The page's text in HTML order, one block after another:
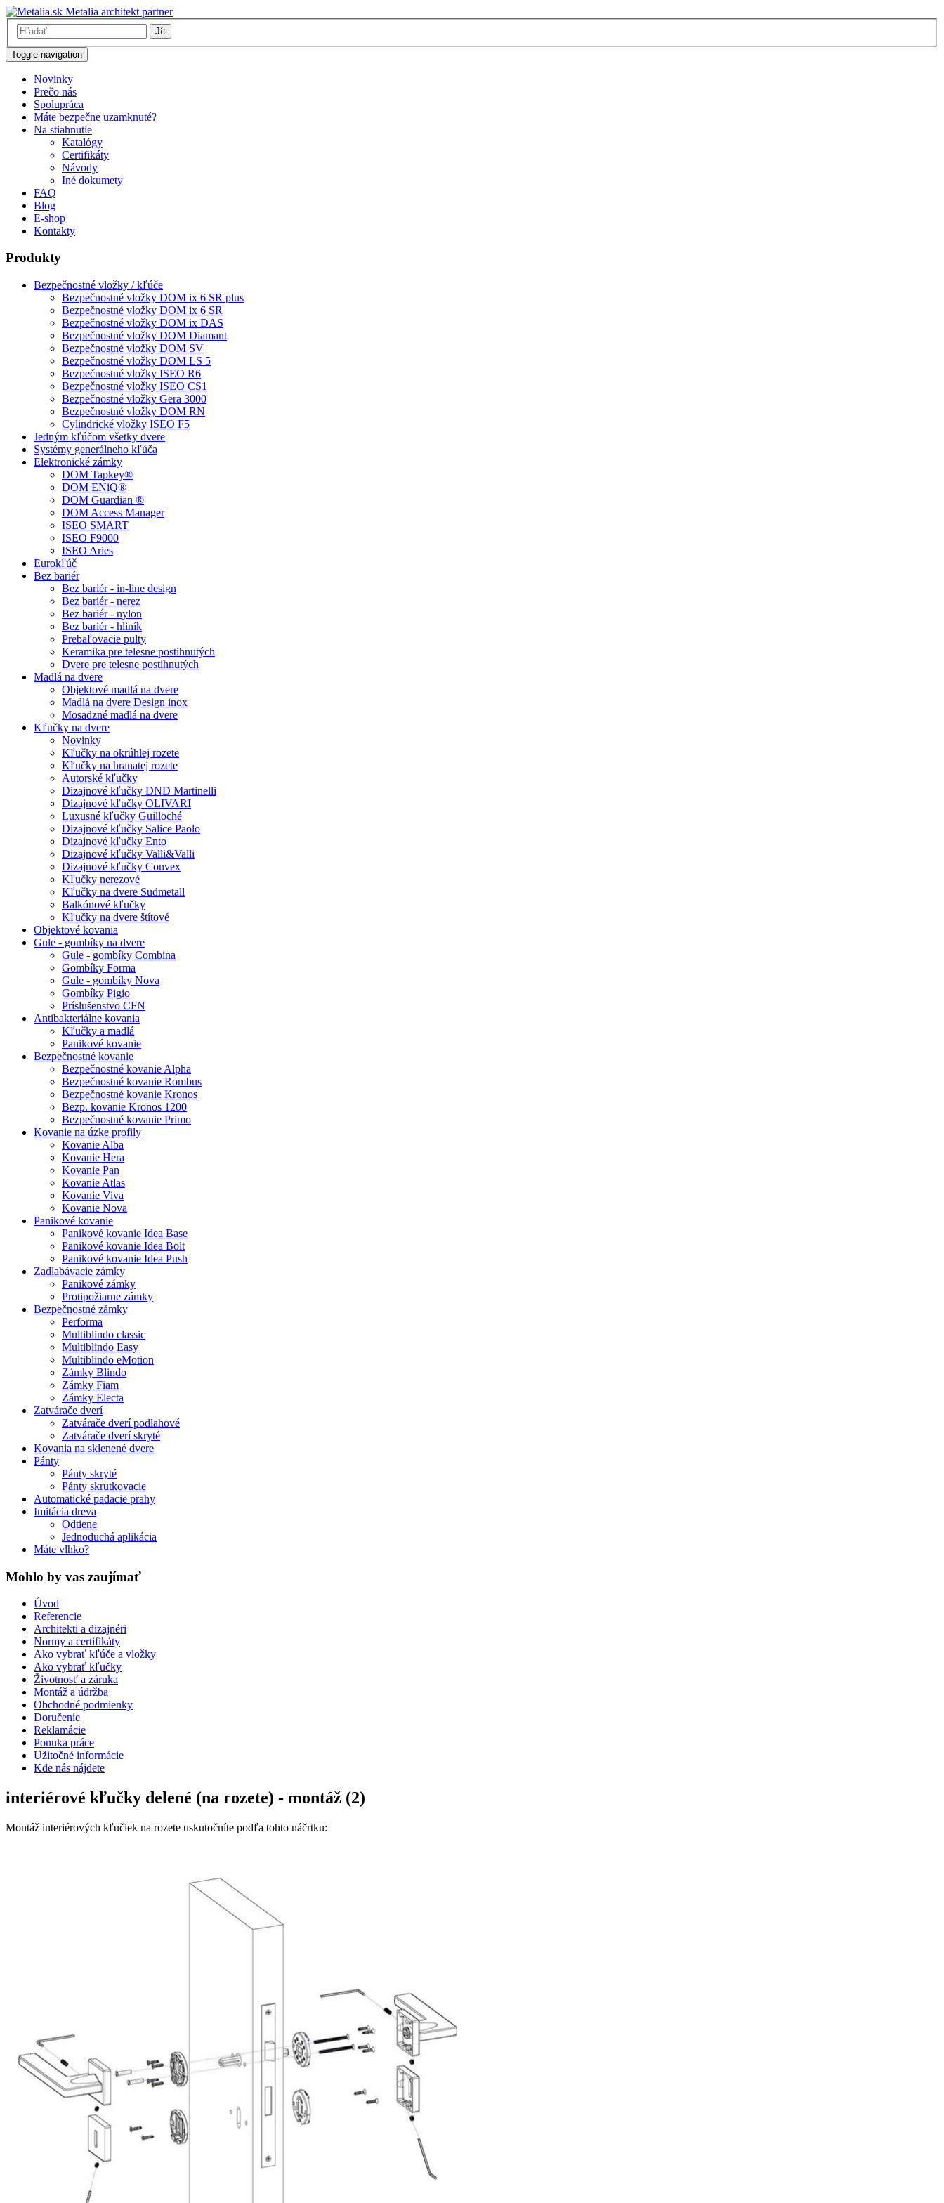
Metalia architekt partner
Jít
Toggle navigation
Novinky
Prečo nás
Spolupráca
Máte bezpečne uzamknuté?
Na stiahnutie
Katalógy
Certifikáty
Návody
Iné dokumety
FAQ
Blog
E-shop
Kontakty
Produkty
Bezpečnostné vložky / kľúče
Bezpečnostné vložky DOM ix 6 SR plus
Bezpečnostné vložky DOM ix 6 SR
Bezpečnostné vložky DOM ix DAS
Bezpečnostné vložky DOM Diamant
Bezpečnostné vložky DOM SV
Bezpečnostné vložky DOM LS 5
Bezpečnostné vložky ISEO R6
Bezpečnostné vložky ISEO CS1
Bezpečnostné vložky Gera 3000
Bezpečnostné vložky DOM RN
Cylindrické vložky ISEO F5
Jedným kľúčom všetky dvere
Systémy generálneho kľúča
Elektronické zámky
DOM Tapkey®
DOM ENiQ®
DOM Guardian ®
DOM Access Manager
ISEO SMART
ISEO F9000
ISEO Aries
Eurokľúč
Bez bariér
Bez bariér - in-line design
Bez bariér - nerez
Bez bariér - nylon
Bez bariér - hliník
Prebaľovacie pulty
Keramika pre telesne postihnutých
Dvere pre telesne postihnutých
Madlá na dvere
Objektové madlá na dvere
Madlá na dvere Design inox
Mosadzné madlá na dvere
Kľučky na dvere
Novinky
Kľučky na okrúhlej rozete
Kľučky na hranatej rozete
Autorské kľučky
Dizajnové kľučky DND Martinelli
Dizajnové kľučky OLIVARI
Luxusné kľučky Guilloché
Dizajnové kľučky Salice Paolo
Dizajnové kľučky Ento
Dizajnové kľučky Valli&Valli
Dizajnové kľučky Convex
Kľučky nerezové
Kľučky na dvere Sudmetall
Balkónové kľučky
Kľučky na dvere štítové
Objektové kovania
Gule - gombíky na dvere
Gule - gombíky Combina
Gombíky Forma
Gule - gombíky Nova
Gombíky Pigio
Príslušenstvo CFN
Antibakteriálne kovania
Kľučky a madlá
Panikové kovanie
Bezpečnostné kovanie
Bezpečnostné kovanie Alpha
Bezpečnostné kovanie Rombus
Bezpečnostné kovanie Kronos
Bezp. kovanie Kronos 1200
Bezpečnostné kovanie Primo
Kovanie na úzke profily
Kovanie Alba
Kovanie Hera
Kovanie Pan
Kovanie Atlas
Kovanie Viva
Kovanie Nova
Panikové kovanie
Panikové kovanie Idea Base
Panikové kovanie Idea Bolt
Panikové kovanie Idea Push
Zadlabávacie zámky
Panikové zámky
Protipožiarne zámky
Bezpečnostné zámky
Performa
Multiblindo classic
Multiblindo Easy
Multiblindo eMotion
Zámky Blindo
Zámky Fiam
Zámky Electa
Zatvárače dverí
Zatvárače dverí podlahové
Zatvárače dverí skryté
Kovania na sklenené dvere
Pánty
Pánty skryté
Pánty skrutkovacie
Automatické padacie prahy
Imitácia dreva
Odtiene
Jednoduchá aplikácia
Máte vlhko?
Mohlo by vas zaujímať
Úvod
Referencie
Architekti a dizajnéri
Normy a certifikáty
Ako vybrať kľúče a vložky
Ako vybrať kľučky
Životnosť a záruka
Montáž a údržba
Obchodné podmienky
Doručenie
Reklamácie
Ponuka práce
Užitočné informácie
Kde nás nájdete
interiérové kľučky delené (na rozete) - montáž (2)
Montáž interiérových kľučiek na rozete uskutočníte podľa tohto náčrtku: